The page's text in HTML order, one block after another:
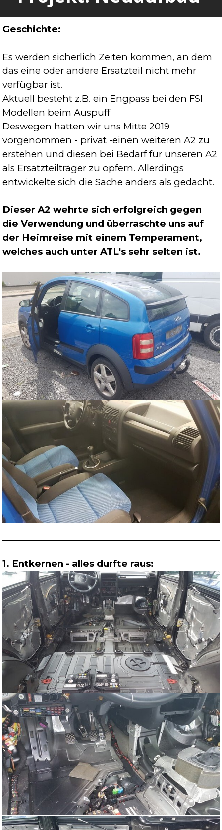
Geschichte:
Es werden sicherlich Zeiten kommen, an dem
das eine oder andere Ersatzteil nicht mehr
verfügbar ist.
Aktuell besteht z.B. ein Engpass bei den FSI
Modellen beim Auspuff.
Deswegen hatten wir uns Mitte 2019
vorgenommen - privat -einen weiteren A2 zu
erstehen und diesen bei Bedarf für unseren A2
als Ersatzteilträger zu opfern. Allerdings
entwickelte sich die Sache anders als gedacht.
Dieser A2 wehrte sich erfolgreich gegen
die Verwendung und überraschte uns auf
der Heimreise mit einem Temperament,
welches auch unter ATL's sehr selten ist.
1. Entkernen - alles durfte raus: